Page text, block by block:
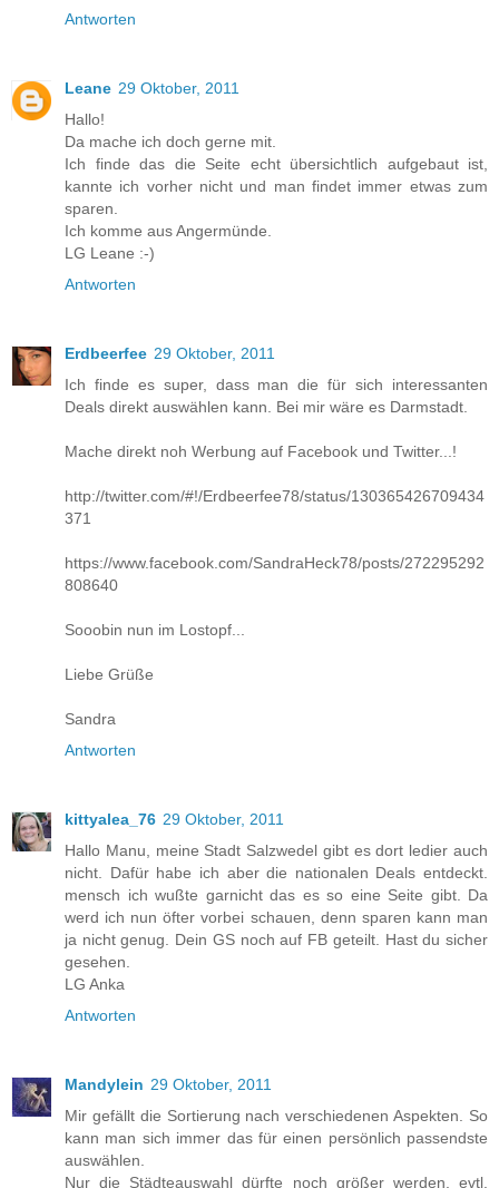
Antworten
Leane 29 Oktober, 2011
Hallo!
Da mache ich doch gerne mit.
Ich finde das die Seite echt übersichtlich aufgebaut ist,
kannte ich vorher nicht und man findet immer etwas zum
sparen.
Ich komme aus Angermünde.
LG Leane :-)
Antworten
Erdbeerfee 29 Oktober, 2011
Ich finde es super, dass man die für sich interessanten
Deals direkt auswählen kann. Bei mir wäre es Darmstadt.
Mache direkt noh Werbung auf Facebook und Twitter...!
http://twitter.com/#!/Erdbeerfee78/status/130365426709434
371
https://www.facebook.com/SandraHeck78/posts/272295292
808640
Sooobin nun im Lostopf...
Liebe Grüße
Sandra
Antworten
kittyalea_76 29 Oktober, 2011
Hallo Manu, meine Stadt Salzwedel gibt es dort ledier auch
nicht. Dafür habe ich aber die nationalen Deals entdeckt.
mensch ich wußte garnicht das es so eine Seite gibt. Da
werd ich nun öfter vorbei schauen, denn sparen kann man
ja nicht genug. Dein GS noch auf FB geteilt. Hast du sicher
gesehen.
LG Anka
Antworten
Mandylein 29 Oktober, 2011
Mir gefällt die Sortierung nach verschiedenen Aspekten. So
kann man sich immer das für einen persönlich passendste
auswählen.
Nur die Städteauswahl dürfte noch größer werden, evtl.